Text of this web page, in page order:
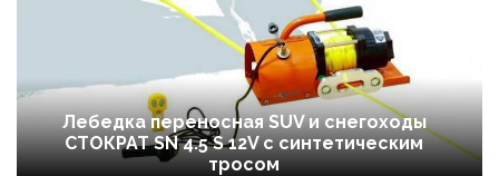
Лебедка переносная SUV и снегоходы
СТОКРАТ SN 4.5 S 12V с синтетическим
тросом